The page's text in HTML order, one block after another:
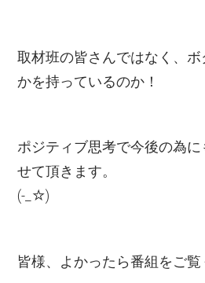
取材班の皆さんではなく、
かを持っているのか！
ポジティブ思考で今後の為に
せて頂きます。
(-_☆)
皆様、よかったら番組をご覧